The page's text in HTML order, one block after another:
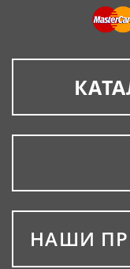
НАШИ